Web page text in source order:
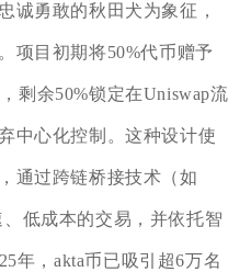
诚勇敢的秋田犬为象征，
项目初期将50%代币赠予
剩余50%锁定在Uniswap流
中心化控制。这种设计使
通过跨链桥接技术（如
低成本的交易，并依托智
年，akta币已吸引超6万名